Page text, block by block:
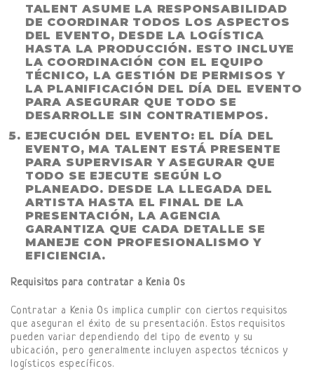
TALENT ASUME LA RESPONSABILIDAD
DE COORDINAR TODOS LOS ASPECTOS
DEL EVENTO, DESDE LA LOGÍSTICA
HASTA LA PRODUCCIÓN. ESTO INCLUYE
LA COORDINACIÓN CON EL EQUIPO
TÉCNICO, LA GESTIÓN DE PERMISOS Y
LA PLANIFICACIÓN DEL DÍA DEL EVENTO
PARA ASEGURAR QUE TODO SE
DESARROLLE SIN CONTRATIEMPOS.
EJECUCIÓN DEL EVENTO: EL DÍA DEL
EVENTO, MA TALENT ESTÁ PRESENTE
PARA SUPERVISAR Y ASEGURAR QUE
TODO SE EJECUTE SEGÚN LO
PLANEADO. DESDE LA LLEGADA DEL
ARTISTA HASTA EL FINAL DE LA
PRESENTACIÓN, LA AGENCIA
GARANTIZA QUE CADA DETALLE SE
MANEJE CON PROFESIONALISMO Y
EFICIENCIA.
Requisitos para contratar a Kenia Os
Contratar a Kenia Os implica cumplir con ciertos requisitos
que aseguran el éxito de su presentación. Estos requisitos
pueden variar dependiendo del tipo de evento y su
ubicación, pero generalmente incluyen aspectos técnicos y
logísticos específicos.